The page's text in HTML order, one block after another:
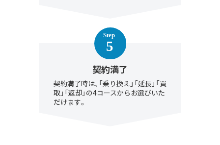
契約満了
契約満了時は、「乗り換え」「延長」「買
取」「返却」の4コースからお選びいた
だけます。